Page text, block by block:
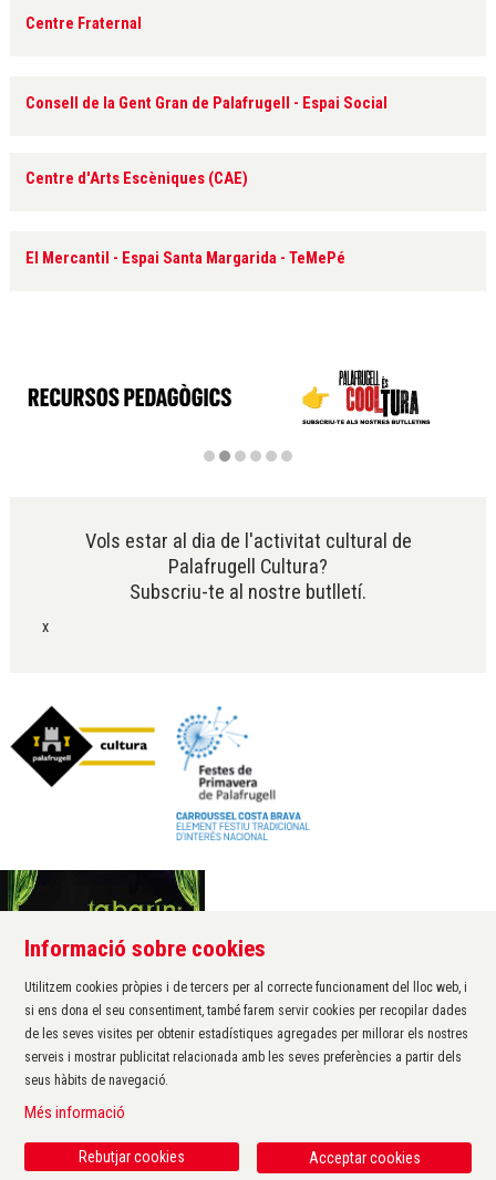
Centre Fraternal
Consell de la Gent Gran de Palafrugell - Espai Social
Centre d'Arts Escèniques (CAE)
El Mercantil - Espai Santa Margarida - TeMePé
Vols estar al dia de l'activitat cultural de
Palafrugell Cultura?
Subscriu-te al nostre butlletí.
x
Àrea de cultura de l'Ajuntament de Palafrugell
Carrer Santa Margarida, 1
17200 Palafrugell
972 611 172 · cultura@palafrugell.cat
Sitemap | Avís Legal
Protecció de dades
| Accessibilitat
Informació sobre cookies
Utilitzem cookies pròpies i de tercers per al correcte funcionament del lloc web, i
si ens dona el seu consentiment, també farem servir cookies per recopilar dades
de les seves visites per obtenir estadístiques agregades per millorar els nostres
serveis i mostrar publicitat relacionada amb les seves preferències a partir dels
seus hàbits de navegació.
Més informació
Acceptar cookies
Rebutjar cookies